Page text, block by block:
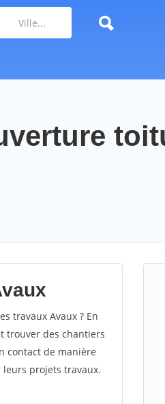
travaux Avaux ? En
trouver des chantiers
contact de manière
projets travaux.